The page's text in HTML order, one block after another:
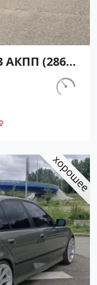
АКПП (286
2000 года